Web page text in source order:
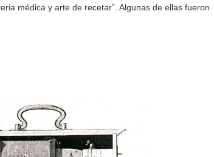
médica y arte de recetar”. Algunas de ellas fueron